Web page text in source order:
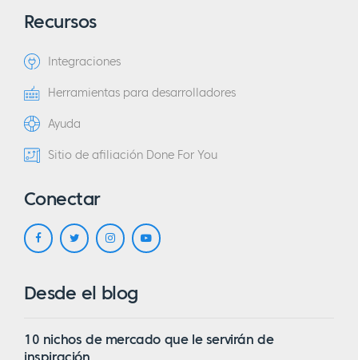
Recursos
Integraciones
Herramientas para desarrolladores
Ayuda
Sitio de afiliación Done For You
Conectar
Desde el blog
10 nichos de mercado que le servirán de